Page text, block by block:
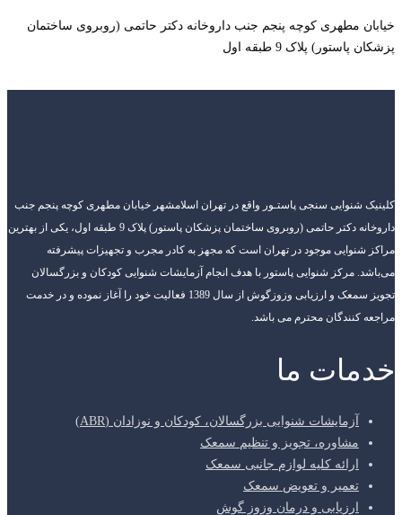
خیابان مطهری کوچه پنجم جنب داروخانه دکتر حاتمی (روبروی ساختمان
پزشکان پاستور) پلاک 9 طبقه اول
کلینیک شنوایی سنجی پاستـور واقع در تهران اسلامشهر خیابان مطهری کوچه پنجم جنب
داروخانه دکتر حاتمی (روبروی ساختمان پزشکان پاستور) پلاک 9 طبقه اول، یکی از بهترین
مراکز شنوایی موجود در تهران است که مجهز به کادر مجرب و تجهیزات پیشرفته
می‌باشد. مرکز شنوایی پاستور با هدف انجام آزمایشات شنوایی کودکان و بزرگسالان
تجویز سمعک و ارزیابی وزوزگوش از سال 1389 فعالیت خود را آغاز نموده و در خدمت
مراجعه کنندگان محترم می باشد.
خدمات ما
آزمایشات شنوایی بزرگسالان، کودکان و نوزادان (ABR)
مشاوره، تجویز و تنظیم سمعک
ارائه کلیه لوازم جانبی سمعک
تعمیر و تعویض سمعک
ارزیابی و درمان وزوز گوش